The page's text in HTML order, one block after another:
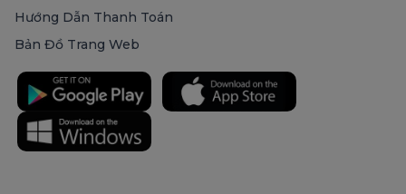
Hướng Dẫn Thanh Toán
Bản Đồ Trang Web